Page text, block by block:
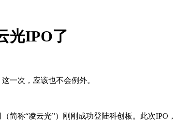
光IPO了
一次，应该也不会例外。
简称“凌云光”）刚刚成功登陆科创板。此次IPO